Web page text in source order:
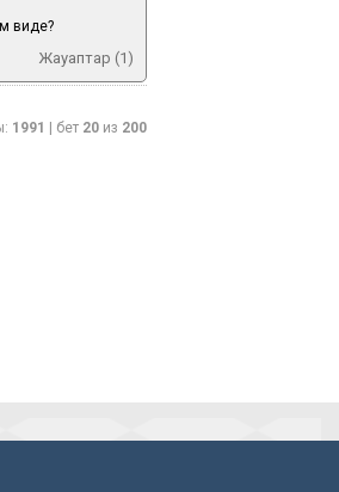
виде?
Жауаптар (1)
1991 | бет 20 из 200